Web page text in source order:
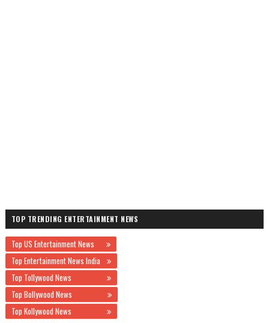
TOP TRENDING ENTERTAINMENT NEWS
Top US Entertainment News
Top Entertainment News India
Top Tollywood News
Top Bollywood News
Top Kollywood News